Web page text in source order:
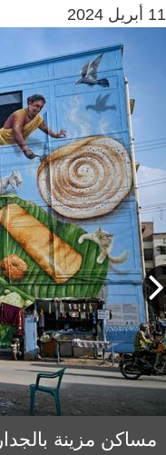
11 أبريل 2024
مساكن مزينة